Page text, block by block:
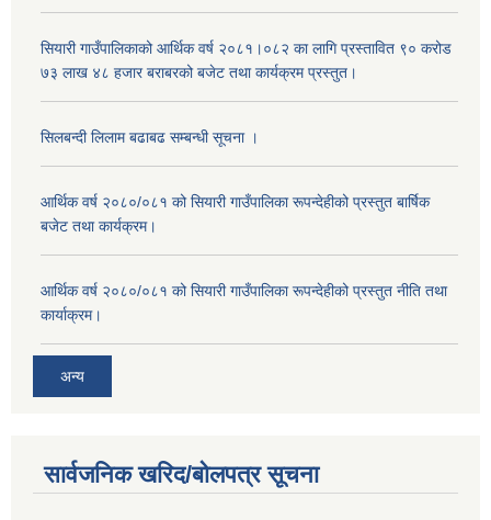
सियारी गाउँपालिकाको आर्थिक वर्ष २०८१।०८२ का लागि प्रस्तावित ९० करोड
७३ लाख ४८ हजार बराबरको बजेट तथा कार्यक्रम प्रस्तुत।
सिलबन्दी लिलाम बढाबढ सम्बन्धी सूचना ।
आर्थिक वर्ष २०८०/०८१ को सियारी गाउँपालिका रूपन्देहीको प्रस्तुत बार्षिक
बजेट तथा कार्यक्रम।
आर्थिक वर्ष २०८०/०८१ को सियारी गाउँपालिका रूपन्देहीको प्रस्तुत नीति तथा
कार्याक्रम।
अन्य
सार्वजनिक खरिद/बोलपत्र सूचना